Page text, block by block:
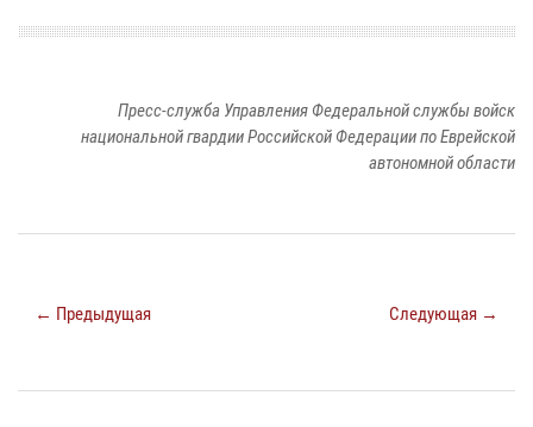
Пресс-служба Управления Федеральной службы войск
национальной гвардии Российской Федерации по Еврейской
автономной области
← Предыдущая Следующая →